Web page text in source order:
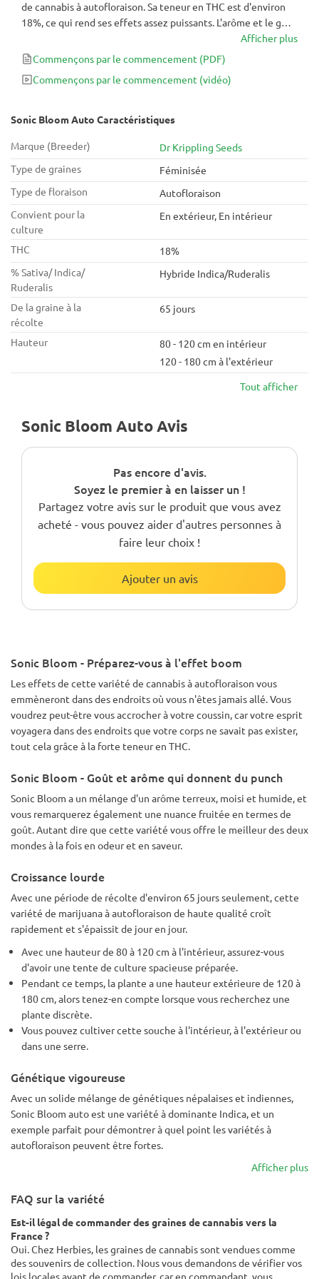
de cannabis à autofloraison. Sa teneur en THC est d'environ
18%, ce qui rend ses effets assez puissants. L'arôme et le goût
sont également assez forts et vous feront réaliser que le nom
de la variété est bien mérité. Bien que vous puissiez fumer
cette variété à tout moment, l'après-midi et la nuit seraient
les plus idéales.
Afficher plus
Commençons par le commencement (PDF)
Commençons par le commencement (vidéo)
Sonic Bloom Auto Caractéristiques
Marque (Breeder)
Dr Krippling Seeds
Type de graines
Féminisée
Type de floraison
Autofloraison
Convient pour la
culture
En extérieur, En intérieur
THC
18%
% Sativa/ Indica/
Ruderalis
Hybride Indica/Ruderalis
De la graine à la
récolte
65 jours
Hauteur
80 - 120 cm en intérieur
120 - 180 cm à l'extérieur
Tout afficher
Sonic Bloom Auto Avis
Pas encore d'avis.
Soyez le premier à en laisser un !
Partagez votre avis sur le produit que vous avez
acheté - vous pouvez aider d'autres personnes à
faire leur choix !
Ajouter un avis
Sonic Bloom - Préparez-vous à l'effet boom
Les effets de cette variété de cannabis à autofloraison vous
emmèneront dans des endroits où vous n'êtes jamais allé. Vous
voudrez peut-être vous accrocher à votre coussin, car votre esprit
voyagera dans des endroits que votre corps ne savait pas exister,
tout cela grâce à la forte teneur en THC.
Sonic Bloom - Goût et arôme qui donnent du punch
Sonic Bloom a un mélange d'un arôme terreux, moisi et humide, et
vous remarquerez également une nuance fruitée en termes de
goût. Autant dire que cette variété vous offre le meilleur des deux
mondes à la fois en odeur et en saveur.
Croissance lourde
Avec une période de récolte d'environ 65 jours seulement, cette
variété de marijuana à autofloraison de haute qualité croît
rapidement et s'épaissit de jour en jour.
Avec une hauteur de 80 à 120 cm à l'intérieur, assurez-vous
d'avoir une tente de culture spacieuse préparée.
Pendant ce temps, la plante a une hauteur extérieure de 120 à
180 cm, alors tenez-en compte lorsque vous recherchez une
plante discrète.
Vous pouvez cultiver cette souche à l'intérieur, à l'extérieur ou
dans une serre.
Génétique vigoureuse
Avec un solide mélange de génétiques népalaises et indiennes,
Sonic Bloom auto est une variété à dominante Indica, et un
exemple parfait pour démontrer à quel point les variétés à
autofloraison peuvent être fortes.
Afficher plus
FAQ sur la variété
Est-il légal de commander des graines de cannabis vers la
France ?
Oui. Chez Herbies, les graines de cannabis sont vendues comme
des souvenirs de collection. Nous vous demandons de vérifier vos
lois locales avant de commander, car en commandant, vous